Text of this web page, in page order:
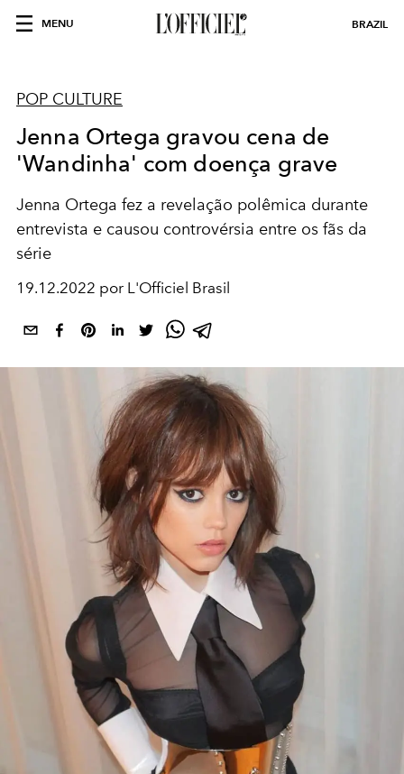
MENU BRAZIL
POP CULTURE
Jenna Ortega gravou cena de
'Wandinha' com doença grave
Jenna Ortega fez a revelação polêmica durante
entrevista e causou controvérsia entre os fãs da
série
19.12.2022 por L'Officiel Brasil